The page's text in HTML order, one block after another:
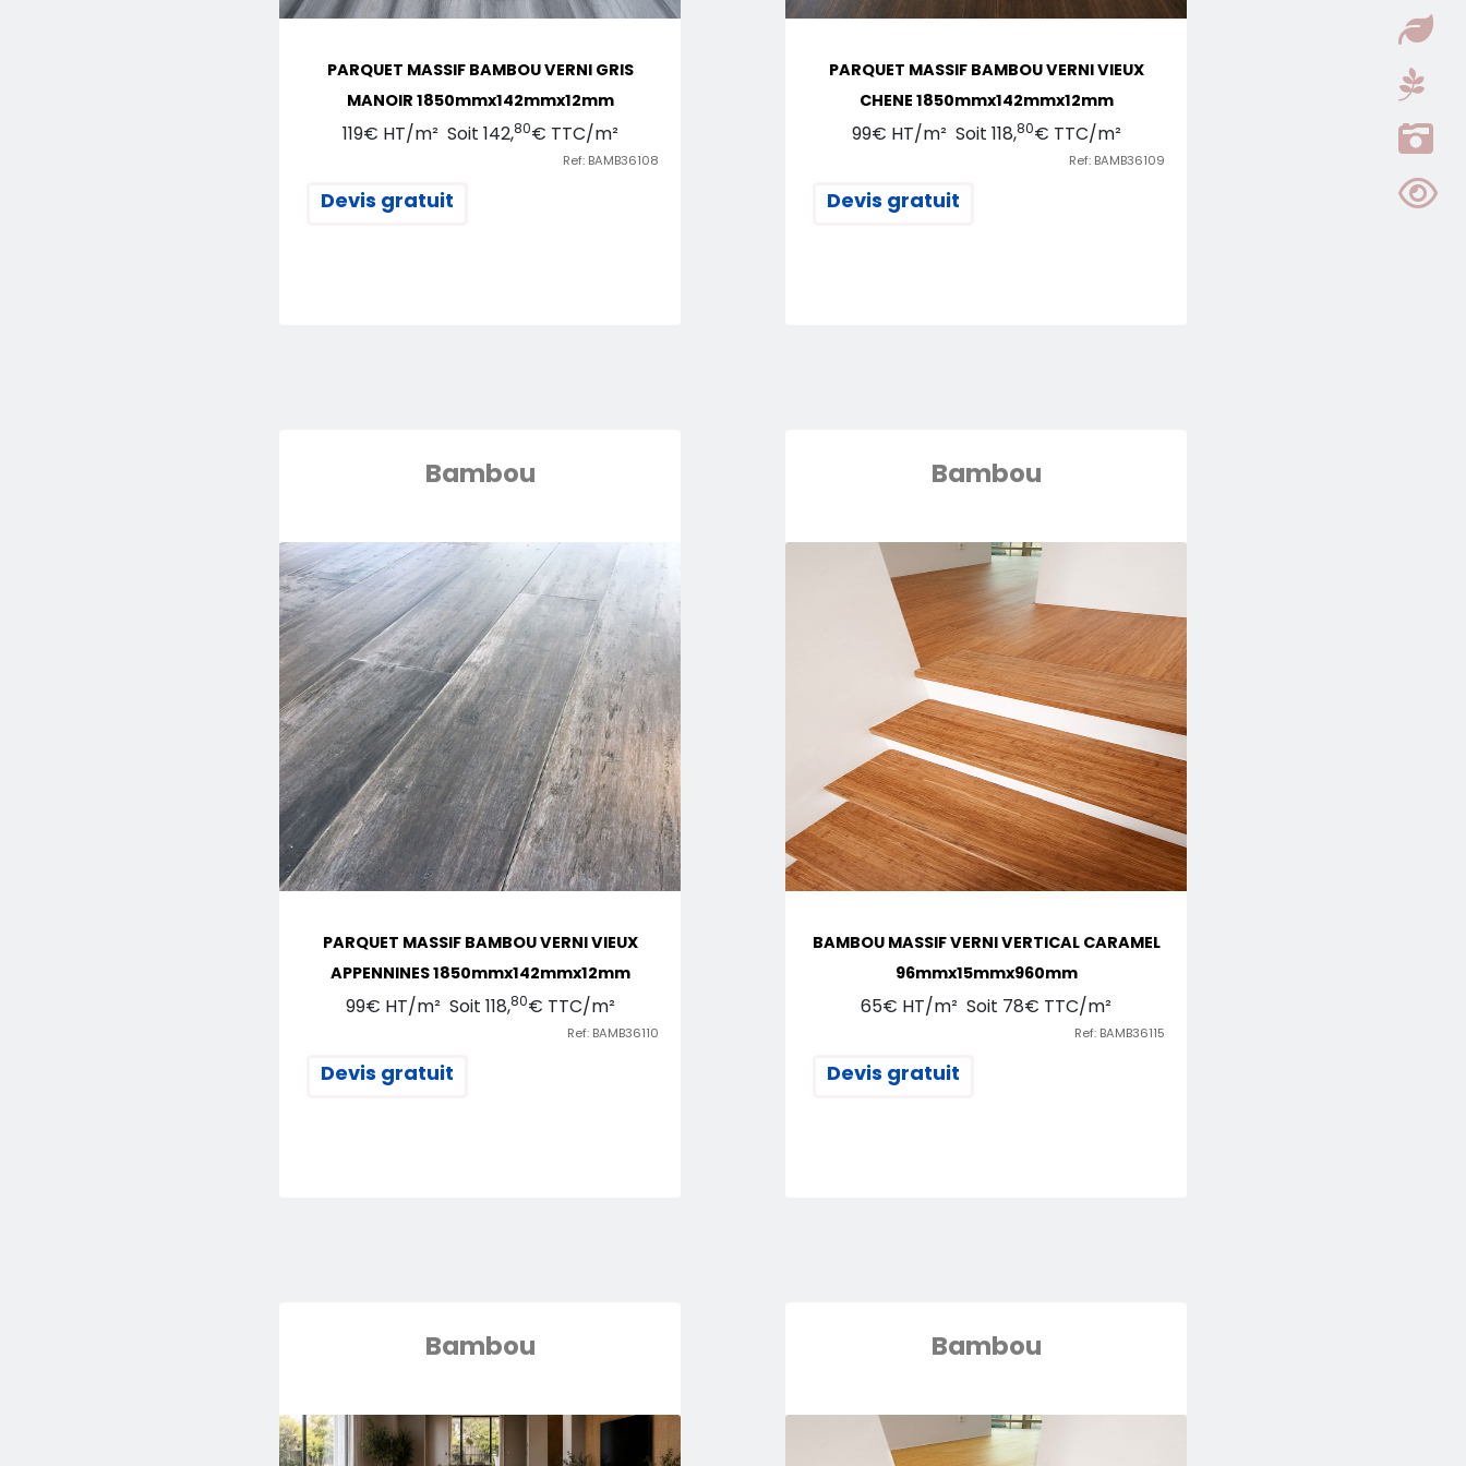
PARQUET MASSIF BAMBOU VERNI GRIS
MANOIR 1850mmx142mmx12mm
119€ HT/m² Soit 142,80€ TTC/m²
Ref: BAMB36108
Devis gratuit
PARQUET MASSIF BAMBOU VERNI VIEUX
CHENE 1850mmx142mmx12mm
99€ HT/m² Soit 118,80€ TTC/m²
Ref: BAMB36109
Devis gratuit
Bambou
PARQUET MASSIF BAMBOU VERNI VIEUX
APPENNINES 1850mmx142mmx12mm
99€ HT/m² Soit 118,80€ TTC/m²
Ref: BAMB36110
Devis gratuit
Bambou
BAMBOU MASSIF VERNI VERTICAL CARAMEL
96mmx15mmx960mm
65€ HT/m² Soit 78€ TTC/m²
Ref: BAMB36115
Devis gratuit
Bambou Bambou